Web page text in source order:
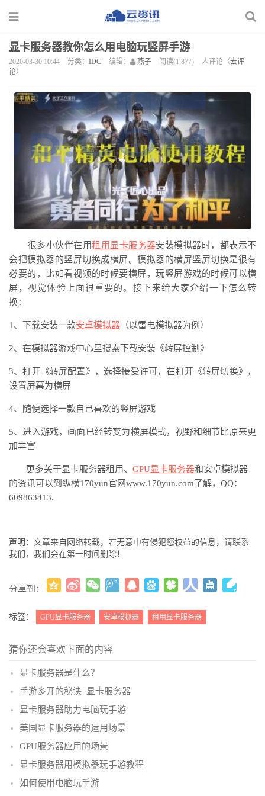
显卡服务器教你怎么用电脑玩竖屏手游
2020-03-30 10:44 分类： IDC 编辑： 燕子 阅读(1,877) 人评论（去评
论）
很多小伙伴在用租用显卡服务器安装模拟器时，都表示不
会把模拟器的竖屏切换成横屏。模拟器的横屏竖屏切换是很有
必要的，比如看视频的时候要横屏，玩竖屏游戏的时候可以横
屏，视觉体验上面很重要的。接下来给大家介绍一下怎么转
换：
1、下载安装一款安卓模拟器 （以雷电模拟器为例）
2、在模拟器游戏中心里搜索下载安装《转屏控制》
3、打开《转屏配置》，选择接受许可，在打开《转屏切换》，
设置屏幕为横屏
4、随便选择一款自己喜欢的竖屏游戏
5、进入游戏，画面已经转变为横屏模式，视野和细节比原来更
加丰富
更多关于显卡服务器租用、GPU显卡服务器和安卓模拟器
的资讯可以到纵横170yun官网www.170yun.com了解，QQ：
609863413.
声明：文章来自网络转载，若无意中有侵犯您权益的信息，请联系
我们，我们会在第一时间删除！
分享到：
( )
标签： GPU显卡服务器 安卓模拟器 租用显卡服务器
猜你还会喜欢下面的内容
显卡服务器是什么？
手游多开的秘诀–显卡服务器
显卡服务器助力电脑玩手游
美国显卡服务器的运用场景
GPU服务器应用的场景
显卡服务器用模拟器玩手游教程
如何使用电脑玩手游